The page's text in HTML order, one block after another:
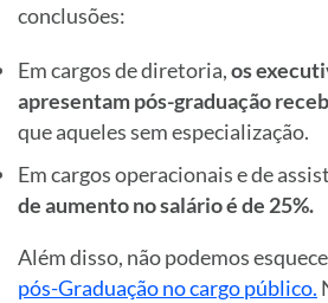
conclusões:
Em cargos de diretoria,os
apresentam pós-graduação
que aqueles sem especialização.
Em cargos operacionais e de
de aumento no salário é de 25%.
Além disso, não podemos
pós-Graduação no cargo público.